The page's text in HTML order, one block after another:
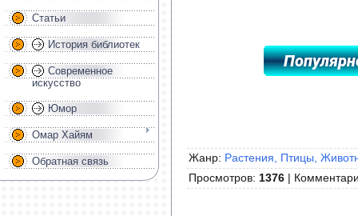
Статьи
История библиотек
Современное
искусство
Юмор
Омар Хайям
Обратная связь Жанр: Растения, Птицы,
Просмотров: 1376 |